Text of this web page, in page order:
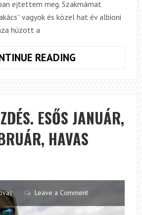
ejtettem meg. Szakmámat
vagyok és közel hat év albioni
húzott a
READING
ÉS
HORGÁSZAT
DÉL-
KOREÁBAN
ESŐS JANUÁR,
HAVAS
Leave a Comment